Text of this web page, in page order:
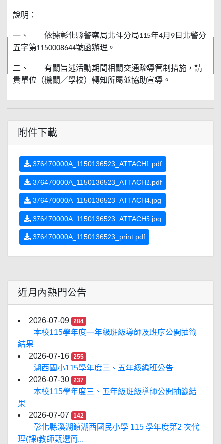
說明：
一、 依據彰化縣警察局北斗分局115年4月 9 日北警分
五字第1150008644號函辦理。
二、
有關旨述活動期間相關交通疏導管制措施，請
貴單位（機關／學校）轉知所屬並協助宣導。
附件下載
376470000A_1150136523_ATTACH1.pdf
376470000A_1150136523_ATTACH2.pdf
376470000A_1150136523_ATTACH4.jpg
376470000A_1150136523_ATTACH5.jpg
376470000A_1150136523_print.pdf
近月內熱門公告
2026-07-09 284
本校115學年度一年級班級導師及班序公開抽籤
結果
2026-07-16
255
湖西國小115學年度三、五年級編班公告
2026-07-30
237
本校115學年度三、五年級班級導師公開抽籤結
果
2026-07-07
142
彰化縣溪湖鎮湖西國民小學 115 學年度第2 次代
理(課)教師甄選簡...